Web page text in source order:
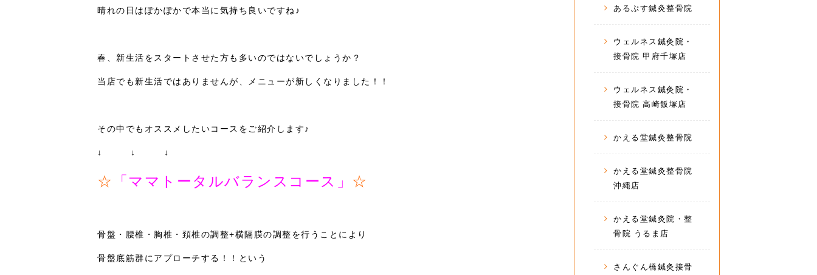
晴れの日はぽかぽかで本当に気持ち良いですね♪
春、新生活をスタートさせた方も多いのではないでしょうか？
当店でも新生活ではありませんが、メニューが新しくなりました！！
その中でもオススメしたいコースをご紹介します♪
↓ ↓ ↓
☆ 「ママトータルバランスコース」 ☆
骨盤・腰椎・胸椎・頚椎の調整+横隔膜の調整を行うことにより
骨盤底筋群にアプローチする！！という
あるぷす鍼灸整骨院
ウェルネス鍼灸院・
接骨院 甲府千塚店
ウェルネス鍼灸院・
接骨院 高崎飯塚店
かえる堂鍼灸整骨院
かえる堂鍼灸整骨院
沖縄店
かえる堂鍼灸院・整
骨院 うるま店
さんぐん橋鍼灸接骨